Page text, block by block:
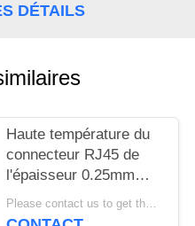
DÉTAILS
Haute température du
connecteur RJ45 de
l'épaisseur 0.25mm
30U SFP résistante
Please contact us to get the latest price. MOQ:Négociation